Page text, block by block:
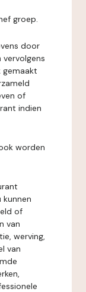
groep.
door
gemaakt
of
indien
worden
of
van
werving,
van